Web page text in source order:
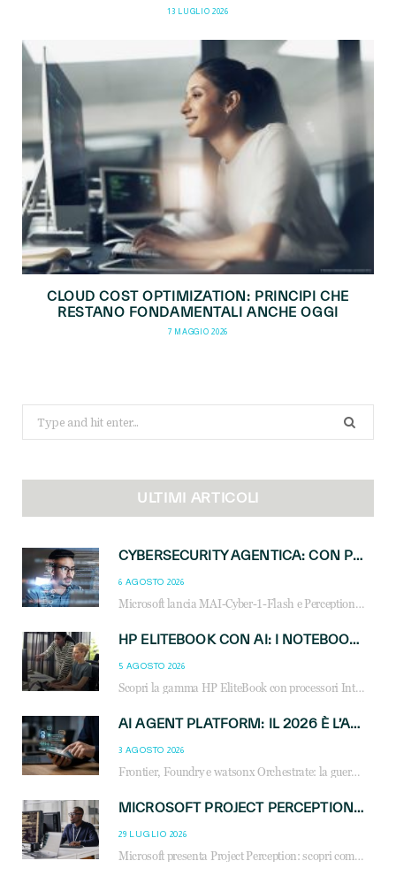
13 LUGLIO 2026
CLOUD COST OPTIMIZATION: PRINCIPI CHE
RESTANO FONDAMENTALI ANCHE OGGI
7 MAGGIO 2026
for:
ULTIMI ARTICOLI
CYBERSECURITY AGENTICA: CON PERCEPTION E MAI-CYBER-1-FLASH MICROSOFT APRE NUOVI SERVIZI PER IL CANALE
6 AGOSTO 2026
Microsoft lancia MAI-Cyber-1-Flash e Perception: cybersecurity agentica in preview dal 3 novembre. Cosa cambia per MSP, system integrator e reseller.
HP ELITEBOOK CON AI: I NOTEBOOK BUSINESS INTELLIGENTI CHE TRASFORMANO PRODUTTIVITÀ, SICUREZZA E LAVORO IBRIDO
5 AGOSTO 2026
Scopri la gamma HP EliteBook con processori Intel® Core™ Ultra e AMD Ryzen™ AI. Notebook business progettati per aumentare la produttività, migliorare la collaborazione e garantire sicurezza avanzata in ufficio e in mobilità.
AI AGENT PLATFORM: IL 2026 È L’ANNO DEL «SISTEMA OPERATIVO» PER GLI AGENTI AZIENDALI
3 AGOSTO 2026
Frontier, Foundry e watsonx Orchestrate: la guerra delle piattaforme AI agent ridisegna il mercato IT. Cosa cambia per reseller, MSP e system integrator.
MICROSOFT PROJECT PERCEPTION: COME GLI AGENTI AI CAMBIERANNO SOC, CYBERSECURITY E SERVIZI MSP
29 LUGLIO 2026
Microsoft presenta Project Perception: scopri come gli agenti AI possono trasformare cybersecurity, SOC e servizi gestiti degli MSP.